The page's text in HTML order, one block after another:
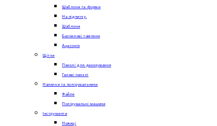
Шаблони та форми
На підпитку.
Шаблони
Безпилові тампони
Ацесорія
Щітки
Пензлі для декорування
Гелеві пензлі
Напилки та полірувальники
Файли
Полірувальні машини
Інструменти
Ножиці